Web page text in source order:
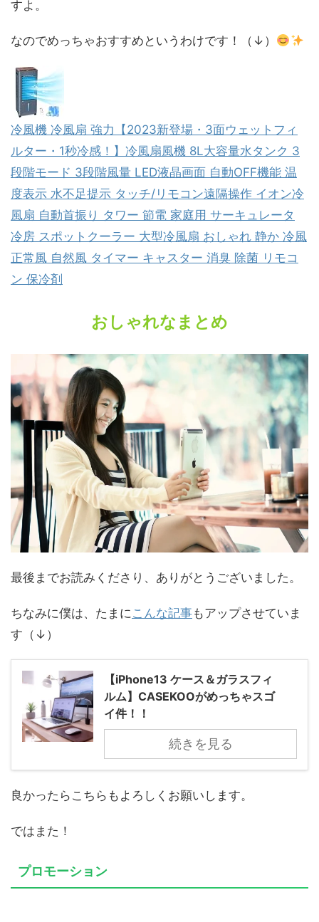
すよ。
なのでめっちゃおすすめというわけです！（↓）
冷風機 冷風扇 強力【2023新登場・3面ウェットフィ
ルター・1秒冷感！】冷風扇風機 8L大容量水タンク 3
段階モード 3段階風量 LED液晶画面 自動OFF機能 温
度表示 水不足提示 タッチ/リモコン遠隔操作 イオン冷
風扇 自動首振り タワー 節電 家庭用 サーキュレータ
冷房 スポットクーラー 大型冷風扇 おしゃれ 静か 冷風
正常風 自然風 タイマー キャスター 消臭 除菌 リモコ
ン 保冷剤
おしゃれなまとめ
最後までお読みくださり、ありがとうございました。
ちなみに僕は、たまに こんな記事もアップさせていま
す（↓）
【iPhone13 ケース＆ガラスフィ
ルム】CASEKOOがめっちゃスゴ
イ件！！
続きを見る
良かったらこちらもよろしくお願いします。
ではまた！
プロモーション